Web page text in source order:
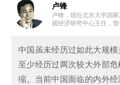
卢锋
卢锋，现任北京大学国
观经济研究中心主任，
英国发展研究院（
经济学、中国农业经济
中国虽未经历过如此大规
至少经历过两次较大外部
缩。当前中国面临的内外